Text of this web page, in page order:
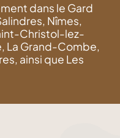
dans le Gard
Nîmes,
Christol-lez-
La Grand-Combe,
ainsi que Les